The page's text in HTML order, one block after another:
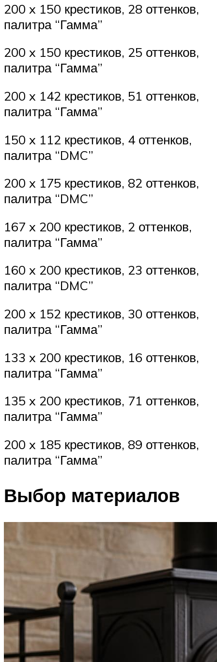
200 x 150 крестиков, 28 оттенков,
палитра “Гамма”
200 x 150 крестиков, 25 оттенков,
палитра “Гамма”
200 x 142 крестиков, 51 оттенков,
палитра “Гамма”
150 x 112 крестиков, 4 оттенков,
палитра “DMC”
200 x 175 крестиков, 82 оттенков,
палитра “DMC”
167 x 200 крестиков, 2 оттенков,
палитра “Гамма”
160 x 200 крестиков, 23 оттенков,
палитра “DMC”
200 x 152 крестиков, 30 оттенков,
палитра “Гамма”
133 x 200 крестиков, 16 оттенков,
палитра “Гамма”
135 x 200 крестиков, 71 оттенков,
палитра “Гамма”
200 x 185 крестиков, 89 оттенков,
палитра “Гамма”
Выбор материалов